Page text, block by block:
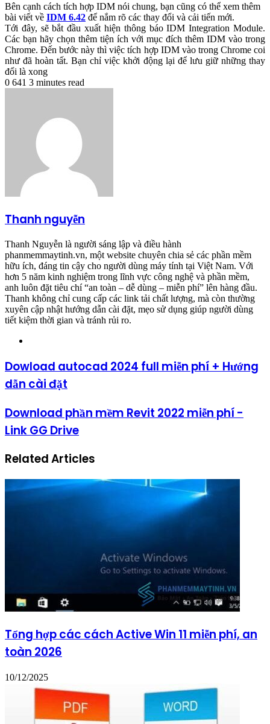
Bên cạnh cách tích hợp IDM nói chung, bạn cũng có thể xem thêm
bài viết về IDM 6.42 để nắm rõ các thay đổi và cải tiến mới.
Tới đây, sẽ bắt đầu xuất hiện thông báo IDM Integration Module.
Các bạn hãy chọn thêm tiện ích với mục đích thêm IDM vào trong
Chrome. Đến bước này thì việc tích hợp IDM vào trong Chrome coi
như đã hoàn tất. Bạn chỉ việc khởi động lại để lưu giữ những thay
đổi là xong
0 641 3 minutes read
Thanh nguyễn
Thanh Nguyễn là người sáng lập và điều hành
phanmemmaytinh.vn, một website chuyên chia sẻ các phần mềm
hữu ích, đáng tin cậy cho người dùng máy tính tại Việt Nam. Với
hơn 5 năm kinh nghiệm trong lĩnh vực công nghệ và phần mềm,
anh luôn đặt tiêu chí “an toàn – dễ dùng – miễn phí” lên hàng đầu.
Thanh không chỉ cung cấp các link tải chất lượng, mà còn thường
xuyên cập nhật hướng dẫn cài đặt, mẹo sử dụng giúp người dùng
tiết kiệm thời gian và tránh rủi ro.
Dowload autocad 2024 full miễn phí + Hướng
dẫn cài đặt
Download phần mềm Revit 2022 miễn phí -
Link GG Drive
Related Articles
Tổng hợp các cách Active Win 11 miễn phí, an
toàn 2026
10/12/2025